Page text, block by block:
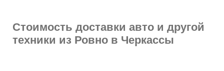
Стоимость доставки авто и другой
техники из Ровно в Черкассы